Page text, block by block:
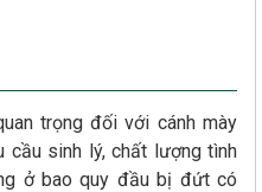
trọng đối với cánh mày
cầu sinh lý, chất lượng tình
ở bao quy đầu bị đứt có